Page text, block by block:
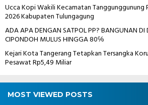
Ucca Kopi Wakili Kecamatan Tanggunggunung
2026 Kabupaten Tulungagung
ADA APA DENGAN SATPOL PP? BANGUNAN DI
CIPONDOH MULUS HINGGA 80℅
Kejari Kota Tangerang Tetapkan Tersangka
Pesawat Rp5,49 Miliar
MOST VIEWED POSTS